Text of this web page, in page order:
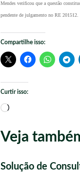
Mendes verificou que a questão
pendente de julgamento no RE 201512.
Compartilhe isso:
Curtir isso:
Carregando...
Veja
Solução de